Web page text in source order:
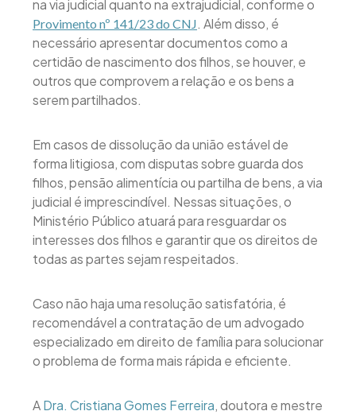
na via judicial quanto na extrajudicial, conforme o
Provimento nº 141/23 do CNJ. Além disso, é
necessário apresentar documentos como a
certidão de nascimento dos filhos, se houver, e
outros que comprovem a relação e os bens a
serem partilhados.
Em casos de dissolução da união estável de
forma litigiosa, com disputas sobre guarda dos
filhos, pensão alimentícia ou partilha de bens, a via
judicial é imprescindível. Nessas situações, o
Ministério Público atuará para resguardar os
interesses dos filhos e garantir que os direitos de
todas as partes sejam respeitados.
Caso não haja uma resolução satisfatória, é
recomendável a contratação de um advogado
especializado em direito de família para solucionar
o problema de forma mais rápida e eficiente.
ADra. Cristiana Gomes Ferreira, doutora e mestre